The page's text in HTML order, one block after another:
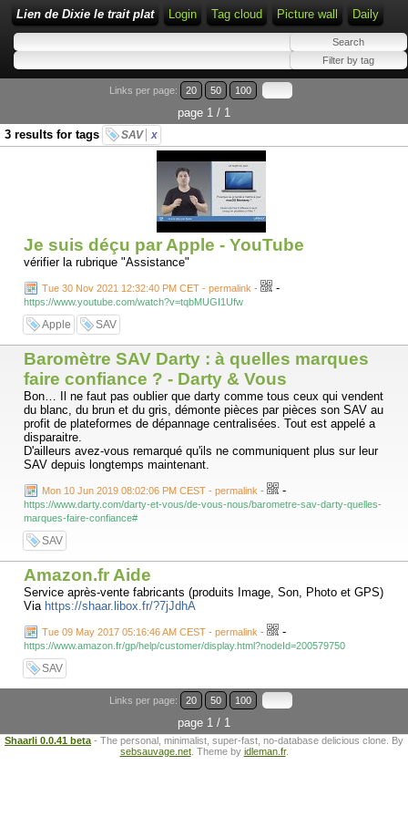
Lien de Dixie le trait plat Login Tag cloud Picture wall Daily
Links per page: 20 50 100
page 1 / 1
3 results for tags
SAV x
Je suis déçu par Apple - YouTube
vérifier la rubrique "Assistance"
Tue 30 Nov 2021 12:32:40 PM CET - permalink - -
https://www.youtube.com/watch?v=tqbMUGI1Ufw
Apple SAV
Baromètre SAV Darty : à quelles marques
faire confiance ? - Darty & Vous
Bon… Il ne faut pas oublier que darty comme tous ceux qui vendent
du blanc, du brun et du gris, démonte pièces par pièces son SAV au
profit de plateformes de dépannage centralisées. Tout est appelé a
disparaitre.
D'ailleurs avez-vous remarqué qu'ils ne communiquent plus sur leur
SAV depuis longtemps maintenant.
Mon 10 Jun 2019 08:02:06 PM CEST - permalink - -
https://www.darty.com/darty-et-vous/de-vous-nous/barometre-sav-darty-quelles-
marques-faire-confiance#
SAV
Amazon.fr Aide
Service après-vente fabricants (produits Image, Son, Photo et GPS)
Via https://shaar.libox.fr/?7jJdhA
Tue 09 May 2017 05:16:46 AM CEST - permalink - -
https://www.amazon.fr/gp/help/customer/display.html?nodeId=200579750
SAV
Links per page: 20 50 100
page 1 / 1
Shaarli 0.0.41 beta - The personal, minimalist, super-fast, no-database delicious clone. By
sebsauvage.net. Theme by idleman.fr.